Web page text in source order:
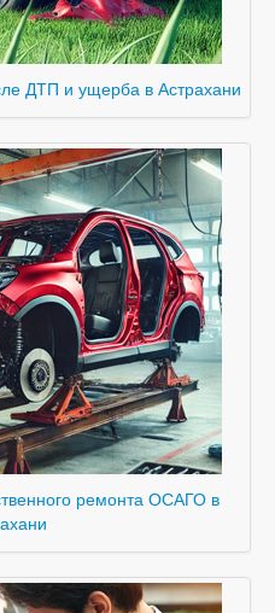
ДТП и ущерба в Астрахани
ремонта ОСАГО в